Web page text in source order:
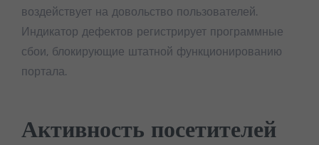
воздействует на довольство пользователей.
Индикатор дефектов регистрирует программные
сбои, блокирующие штатной функционированию
портала.
Активность посетителей